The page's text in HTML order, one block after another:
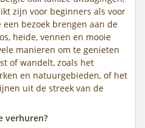
zijn voor beginners als voor
bezoek brengen aan de
heide, vennen en mooie
manieren om te genieten
of wandelt, zoals het
en natuurgebieden, of het
uit de streek van de
verhuren?